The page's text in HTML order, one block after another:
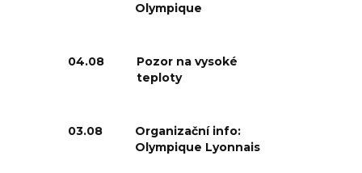
Olympique
04.08
Pozor na vysoké
teploty
03.08
Organizační info:
Olympique Lyonnais